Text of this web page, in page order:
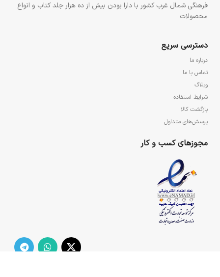
فرهنگی شمال غرب کشور با دارا بودن بیش از ده هزار جلد کتاب و انواع
محصولات
دسترسی سریع
درباره ما
تماس با ما
وبلاگ
شرایط استفاده
بازگشت کالا
پرسش‌های متداول
مجوزهای کسب و کار